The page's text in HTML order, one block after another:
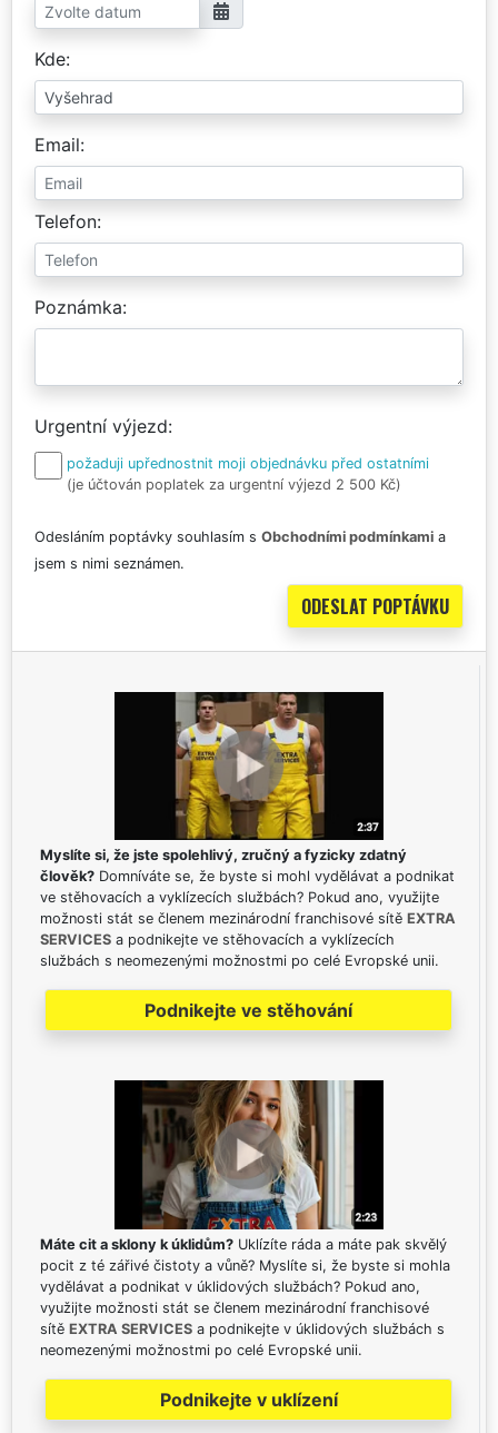
Kde
Email
Telefon
Poznámka
Urgentní výjezd
požaduji upřednostnit moji objednávku před ostatními
(je účtován poplatek za urgentní výjezd 2 500 Kč)
Odesláním poptávky souhlasím s Obchodními podmínkami a
jsem s nimi seznámen.
Myslíte si, že jste spolehlivý, zručný a fyzicky zdatný
člověk? Domníváte se, že byste si mohl vydělávat a podnikat
ve stěhovacích a vyklízecích službách? Pokud ano, využijte
možnosti stát se členem mezinárodní franchisové sítě EXTRA
SERVICES a podnikejte ve stěhovacích a vyklízecích
službách s neomezenými možnostmi po celé Evropské unii.
Podnikejte ve stěhování
Máte cit a sklony k úklidům? Uklízíte ráda a máte pak skvělý
pocit z té zářivé čistoty a vůně? Myslíte si, že byste si mohla
vydělávat a podnikat v úklidových službách? Pokud ano,
využijte možnosti stát se členem mezinárodní franchisové
sítě EXTRA SERVICES a podnikejte v úklidových službách s
neomezenými možnostmi po celé Evropské unii.
Podnikejte v uklízení